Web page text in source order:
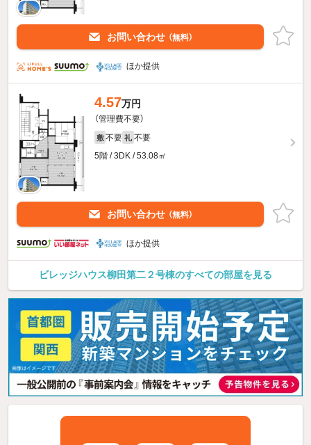
お問い合わせ （無料）
ほか提供
4.57万円
（管理費不要）
敷 不要 礼 不要
5階 / 3DK / 53.08㎡
お問い合わせ （無料）
ほか提供
ビレッジハウス柳田第二２号棟のすべての部屋を見る